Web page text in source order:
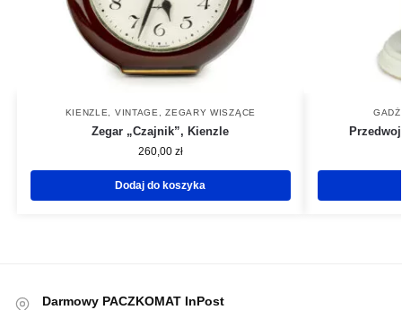
KIENZLE, VINTAGE,ZEGARY WISZĄCE
Zegar „Czajnik”, Kienzle
260,00 zł
Dodaj do koszyka
Darmowy PACZKOMAT InPost